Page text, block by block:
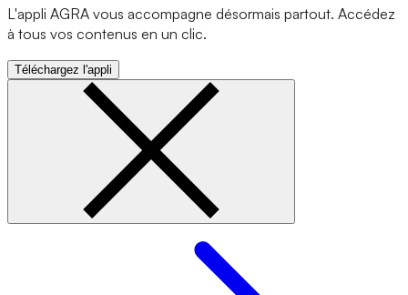
L'appli AGRA vous accompagne désormais partout. Accédez
à tous vos contenus en un clic.
Téléchargez l'appli